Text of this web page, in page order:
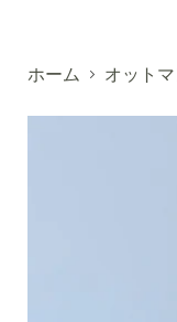
ホーム オット